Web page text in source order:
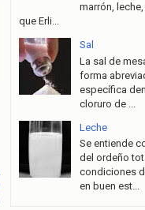
marrón,
que Erli...
Sal
La sal de
forma
específica
cloruro de ...
Leche
Se entiende
del ordeño
condiciones
en buen est...